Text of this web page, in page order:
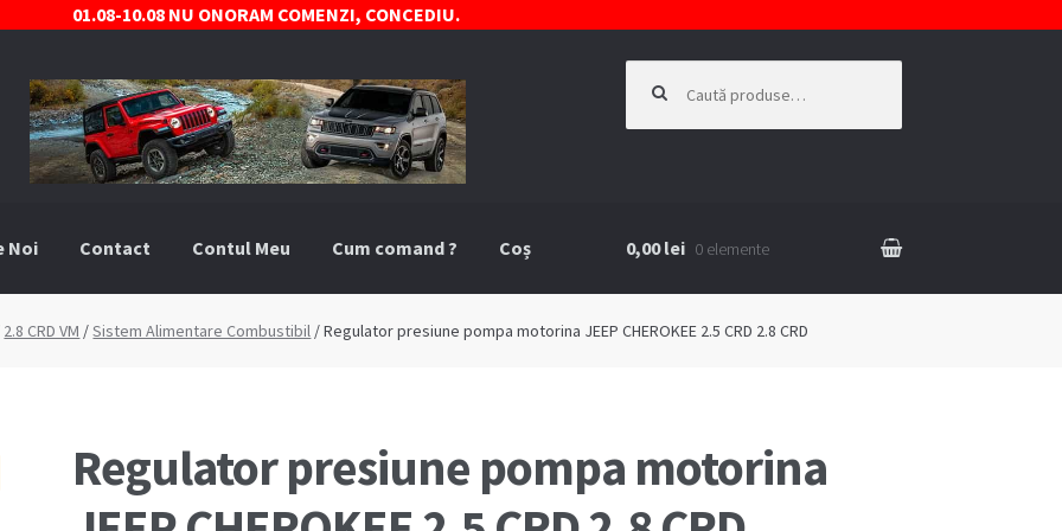
01.08-10.08 NU ONORAM COMENZI, CONCEDIU.
după:
Noi Contact Contul Meu Cum comand ? Coș
? Despre Noi Marci ComercializatePlatăPolitica COOKIE
0,00 lei 0 elemente
2.8 CRD VM /Sistem Alimentare Combustibil / Regulator presiune pompa motorina JEEP CHEROKEE 2.5 CRD 2.8 CRD
Regulator presiune pompa motorina